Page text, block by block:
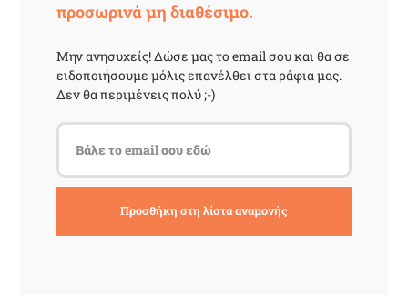
προσωρινά μη διαθέσιμο.
Μην ανησυχείς! Δώσε μας το email σου και θα σε
ειδοποιήσουμε μόλις επανέλθει στα ράφια μας.
Δεν θα περιμένεις πολύ ;-)